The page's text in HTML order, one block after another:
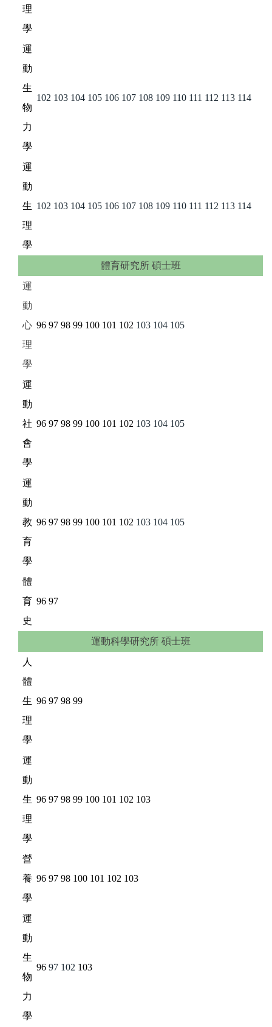
理
學
運
動
生
物
力
學
102 103 104 105 106 107 108 109 110 111 112 113 114
運
動
生
理
學
102 103 104 105 106 107 108 109 110 111 112 113 114
體育研究所 碩士班
運
動
心
理
學
96 97 98 99 100 101 102 103 104 105
運
動
社
會
學
96 97 98 99 100 101 102 103 104 105
運
動
教
育
學
96 97 98 99 100 101 102 103 104 105
體
育
史
96 97
運動科學研究所 碩士班
人
體
生
理
學
96 97 98 99
運
動
生
理
學
96 97 98 99 100 101 102 103
營
養
學
96 97 98 100 101 102 103
運
動
生
物
力
學
96 97 102 103